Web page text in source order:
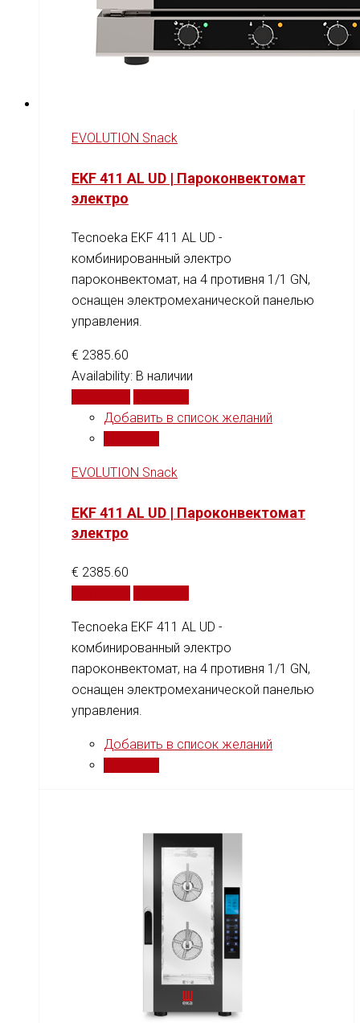
EVOLUTION Snack
EKF 411 AL UD | Пароконвектомат
электро
Tecnoeka EKF 411 AL UD -
комбинированный электро
пароконвектомат, на 4 противня 1/1 GN,
оснащен электромеханической панелью
управления.
€ 2385.60
Availability: В наличии
Добавить в список желаний
EVOLUTION Snack
EKF 411 AL UD | Пароконвектомат
электро
€ 2385.60
Tecnoeka EKF 411 AL UD -
комбинированный электро
пароконвектомат, на 4 противня 1/1 GN,
оснащен электромеханической панелью
управления.
Добавить в список желаний